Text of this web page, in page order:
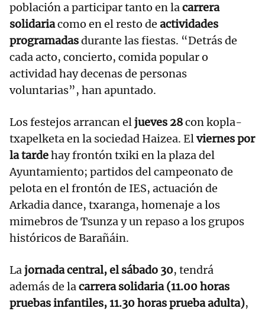
población a participar tanto en lacarrera
solidariacomo en el resto de actividades
programadasdurante las fiestas. “Detrás de
cada acto, concierto, comida popular o
actividad hay decenas de personas
voluntarias”, han apuntado.
Los festejos arrancan eljueves 28con kopla-
txapelketa en la sociedad Haizea. Elviernes por
la tardehay frontón txiki en la plaza del
Ayuntamiento; partidos del campeonato de
pelota en el frontón de IES, actuación de
Arkadia dance, txaranga, homenaje a los
mimebros de Tsunza y un repaso a los grupos
históricos de Barañáin.
Lajornada central, el sábado 30, tendrá
además de lacarrera solidaria (11.00 horas
pruebas infantiles, 11.30 horas prueba adulta),